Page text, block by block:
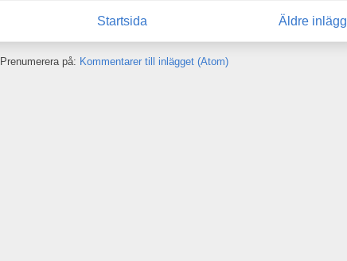
Äldre inlägg
Startsida
Prenumerera på: Kommentarer till inlägget (Atom)